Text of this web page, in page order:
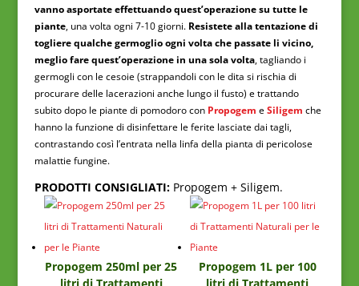
vanno asportate effettuando quest’operazione su tutte le
piante, una volta ogni 7-10 giorni.Resistete alla tentazione di
togliere qualche germoglio ogni volta che passate li vicino,
meglio fare quest’operazione in una sola volta, tagliando i
germogli con le cesoie (strappandoli con le dita si rischia di
procurare delle lacerazioni anche lungo il fusto) e trattando
subito dopo le piante di pomodoro con Propogem eSiligem che
hanno la funzione di disinfettare le ferite lasciate dai tagli,
contrastando così l’entrata nella linfa della pianta di pericolose
malattie fungine.
PRODOTTI CONSIGLIATI: Propogem + Siligem.
Propogem 250ml per 25
Propogem 1L per 100